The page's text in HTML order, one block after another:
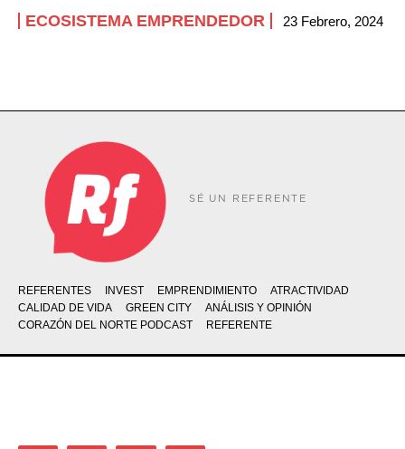
ECOSISTEMA EMPRENDEDOR 23 Febrero, 2024
SÉ UN REFERENTE
REFERENTES INVEST EMPRENDIMIENTO
ATRACTIVIDAD
CALIDAD DE VIDA
GREEN CITY
ANÁLISIS Y OPINIÓN
CORAZÓN DEL NORTE PODCAST
REFERENTE